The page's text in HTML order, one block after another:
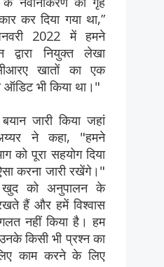
कर दिया गया था,”
2022 में हमने
द्वारा नियुक्त लेखा
खातों का एक
ऑडिट भी किया था।"
जारी किया जहां
ने कहा, "हमने
को पूरा सहयोग दिया
करना जारी रखेंगे।"
खुद को अनुपालन के
हैं और हमें विश्वास
नहीं किया है। हम
किसी भी प्रश्न का
काम करने के लिए